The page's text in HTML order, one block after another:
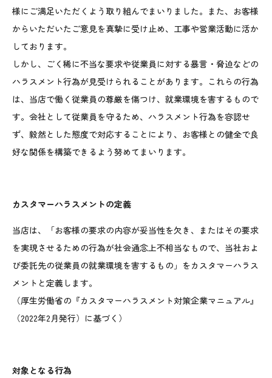
様にご満足いただくよう取り組んでまいりました。また、お客様
からいただいたご意見を真摯に受け止め、工事や営業活動に活か
しております。
しかし、ごく稀に不当な要求や従業員に対する暴言・脅迫などの
ハラスメント行為が見受けられることがあります。これらの行為
は、当店で働く従業員の尊厳を傷つけ、就業環境を害するもので
す。会社として従業員を守るため、ハラスメント行為を容認せ
ず、毅然とした態度で対応することにより、お客様との健全で良
好な関係を構築できるよう努めてまいります。
カスタマーハラスメントの定義
当店は、「お客様の要求の内容が妥当性を欠き、またはその要求
を実現させるための行為が社会通念上不相当なもので、当社およ
び委託先の従業員の就業環境を害するもの」をカスタマーハラス
メントと定義します。
（厚生労働省の『カスタマーハラスメント対策企業マニュアル』
（2022年2月発行）に基づく）
対象となる行為